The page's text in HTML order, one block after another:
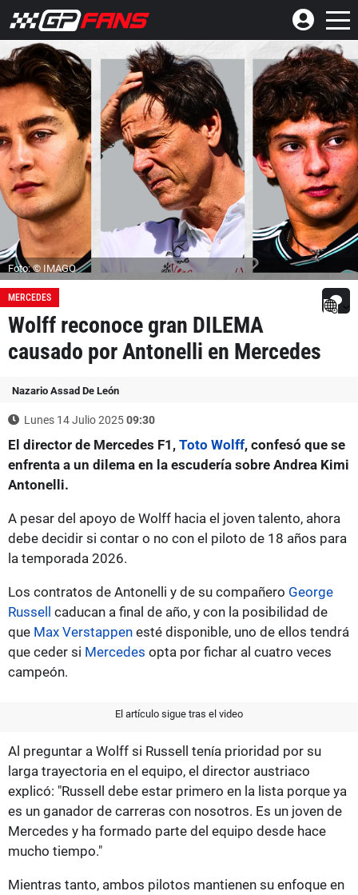
Foto: © IMAGO
MERCEDES
Wolff reconoce gran DILEMA
causado por Antonelli en Mercedes
Nazario Assad De León
Lunes 14 Julio 202509:30
El director de Mercedes F1, Toto Wolff, confesó que se
enfrenta a un dilema en la escudería sobre Andrea Kimi
Antonelli.
A pesar del apoyo de Wolff hacia el joven talento, ahora
debe decidir si contar o no con el piloto de 18 años para
la temporada 2026.
Los contratos de Antonelli y de su compañero George
Russell caducan a final de año, y con la posibilidad de
que Max Verstappen esté disponible, uno de ellos tendrá
que ceder si Mercedes opta por fichar al cuatro veces
campeón.
El artículo sigue tras el video
Al preguntar a Wolff si Russell tenía prioridad por su
larga trayectoria en el equipo, el director austriaco
explicó: "Russell debe estar primero en la lista porque ya
es un ganador de carreras con nosotros. Es un joven de
Mercedes y ha formado parte del equipo desde hace
mucho tiempo."
Mientras tanto, ambos pilotos mantienen su enfoque en